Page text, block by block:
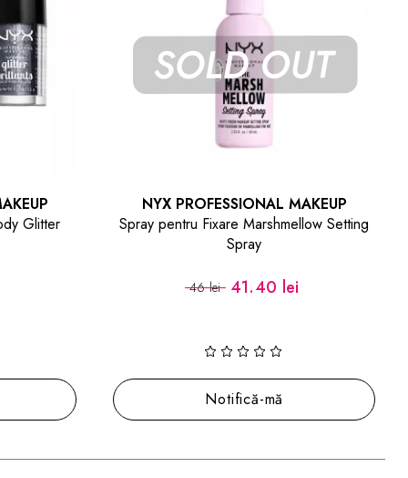
Setting
NYX PROFESSIONAL MAKEUP
Fard cremos Pride ULTIMATE Eye Paint
48 lei 35.24 lei
Alege nuanța